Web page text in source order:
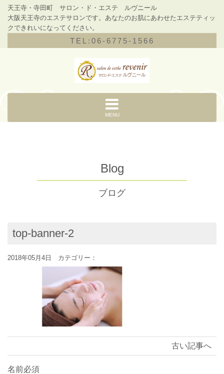
天王寺・寺田町 サロン・ド・エステ ルヴニール
大阪天王寺のエステサロンです。あなたのお肌にあわせたエステティッ
クできれいになってください。
TEL:06-6775-1566
MENU
Blog
ブログ
top-banner-2
2018年05月4日 カテゴリー：
古い記事へ
名前必須